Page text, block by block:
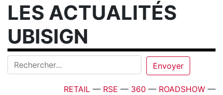
LES ACTUALITÉS
UBISIGN
RETAIL — RSE — 360 — ROADSHOW —